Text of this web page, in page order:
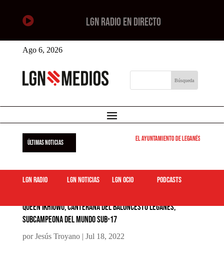
 LGN RADIO EN DIRECTO
Ago 6, 2026
ÚLTIMAS NOTICIAS El Ayuntamiento de Leganés pone
LGN Radio LGN Noticias LGN ocio podcasts
Queen Ikhiuwu, canterana del Baloncesto Leganés,
subcampeona del Mundo Sub-17
porJesús Troyano| Jul 18, 2022